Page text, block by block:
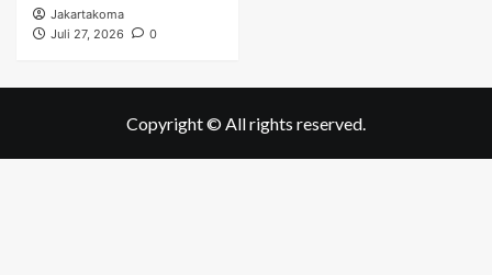
Jakartakoma
Juli 27, 2026
0
Copyright © All rights reserved.